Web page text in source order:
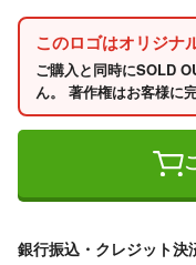
このロゴはオリジナ
ご購入と同時にSOLD
ん。 著作権はお客様に
銀行振込・クレジット決